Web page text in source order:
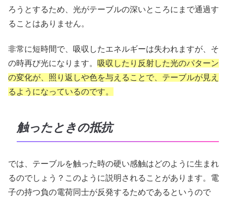
ろうとするため、光がテーブルの深いところにまで通過す
ることはありません。
非常に短時間で、吸収したエネルギーは失われますが、そ
の時再び光になります。
吸収したり反射した光のパターン
の変化が、照り返しや色を与えることで、テーブルが見え
るようになっているのです。
触ったときの抵抗
では、テーブルを触った時の硬い感触はどのように生まれ
るのでしょう？このように説明されることがあります。電
子の持つ負の電荷同士が反発するためであるというので